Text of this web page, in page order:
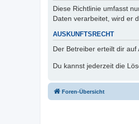
Diese Richtlinie umfasst
Daten verarbeitet, wird er
AUSKUNFTSRECHT
Der Betreiber erteilt dir auf
Du kannst jederzeit die
Foren-Übersicht